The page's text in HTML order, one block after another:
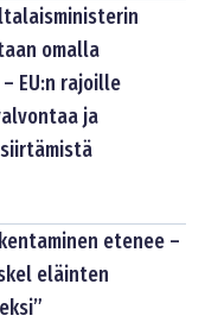
omalla
EU:n rajoille
ja
etenee –
eläinten